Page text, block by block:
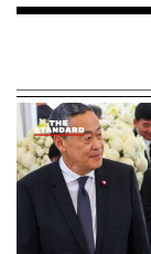
เรือนไทยที่ถูกซุ